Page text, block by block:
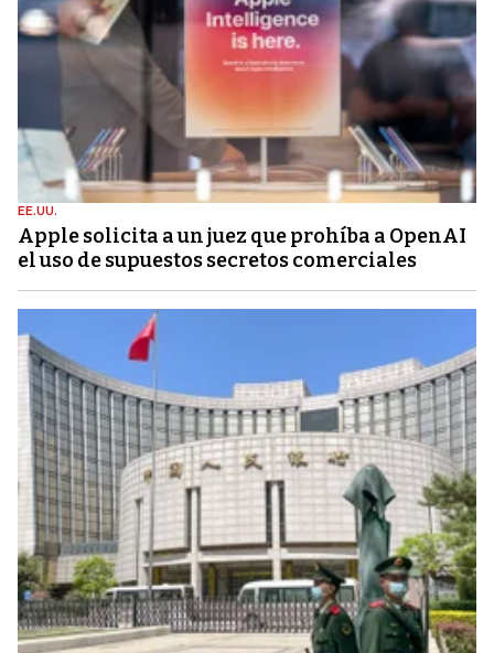
EE.UU.
Apple solicita a un juez que prohíba a OpenAI
el uso de supuestos secretos comerciales